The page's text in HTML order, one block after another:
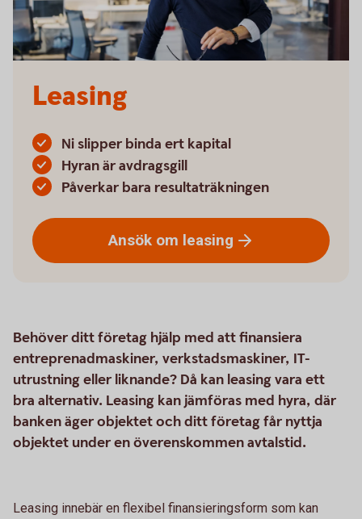
Leasing
Ni slipper binda ert kapital
Hyran är avdragsgill
Påverkar bara resultaträkningen
Ansök om leasing
Behöver ditt företag hjälp med att finansiera
entreprenadmaskiner, verkstadsmaskiner, IT-
utrustning eller liknande? Då kan leasing vara ett
bra alternativ. Leasing kan jämföras med hyra, där
banken äger objektet och ditt företag får nyttja
objektet under en överenskommen avtalstid.
Leasing innebär en flexibel finansieringsform som kan